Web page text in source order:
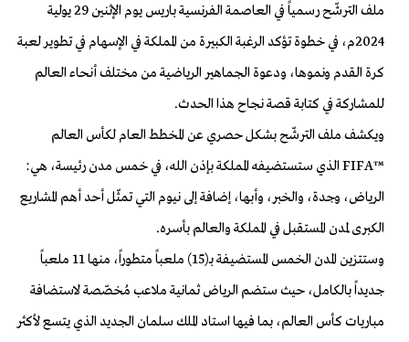
ملف الترشّح رسمياً في العاصمة الفرنسية باريس يوم الإثنين 29 يولية
2024م، في خطوة تؤكد الرغبة الكبيرة من المملكة في الإسهام في تطوير لعبة
كرة القدم ونموها، ودعوة الجماهير الرياضية من مختلف أنحاء العالم
للمشاركة في كتابة قصة نجاح هذا الحدث.
ويكشف ملف الترشّح بشكل حصري عن المخطط العام لكأس العالم
™FIFA الذي ستستضيفه المملكة بإذن الله، في خمس مدن رئيسة، هي:
الرياض، وجدة، والخبر، وأبها، إضافة إلى نيوم التي تمثّل أحد أهم المشاريع
الكبرى لمدن المستقبل في المملكة والعالم بأسره.
وستتزين المدن الخمس المستضيفة بـ(15) ملعباً متطوراً، منها 11 ملعباً
جديداً بالكامل، حيث ستضم الرياض ثمانية ملاعب مُخصّصة لاستضافة
مباريات كأس العالم، بما فيها استاد الملك سلمان الجديد الذي يتسع لأكثر